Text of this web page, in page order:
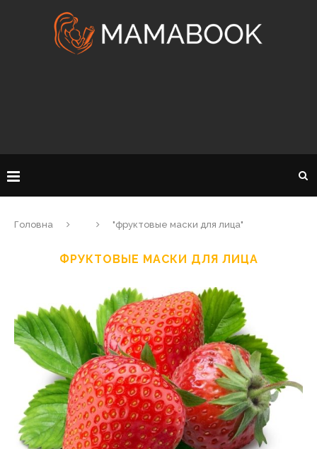
Головна "фруктовые маски для лица"
ФРУКТОВЫЕ МАСКИ ДЛЯ ЛИЦА